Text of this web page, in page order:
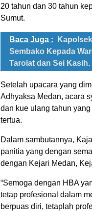
20 tahun dan 30 tahun
Sumut.
Baca Juga :
Sembako Kepada
Tarolat dan Sei Kasih.
Setelah upacara yang
Adhyaksa Medan, acara
dan kue ulang tahun
tertua.
Dalam sambutannya,
panitia yang dengan
dengan Kejari Medan,
“Semoga dengan HBA
tetap profesional dalam
berpuas diri, tetaplah